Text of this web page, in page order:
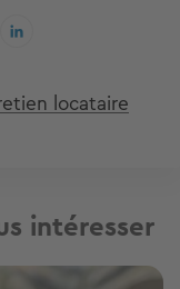
locataire
intéresser